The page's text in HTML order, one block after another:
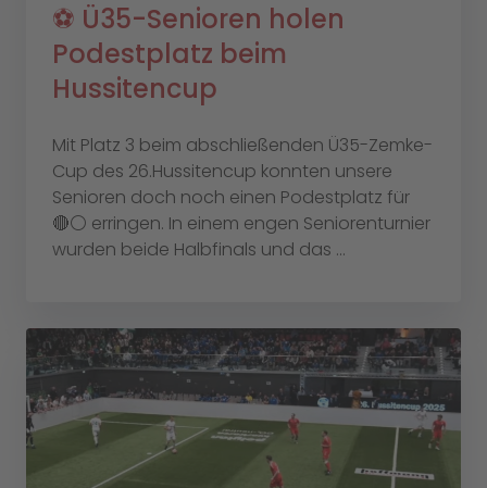
⚽️ Ü35-Senioren holen
Podestplatz beim
Hussitencup
Mit Platz 3 beim abschließenden Ü35-Zemke-
Cup des 26.Hussitencup konnten unsere
Senioren doch noch einen Podestplatz für
🔴⚪️ erringen. In einem engen Seniorenturnier
wurden beide Halbfinals und das ...